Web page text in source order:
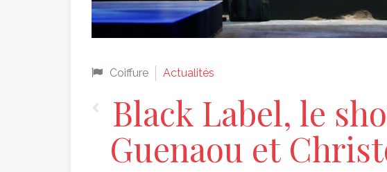
Coiffure Actualités
Black Label, le
Guenaou et